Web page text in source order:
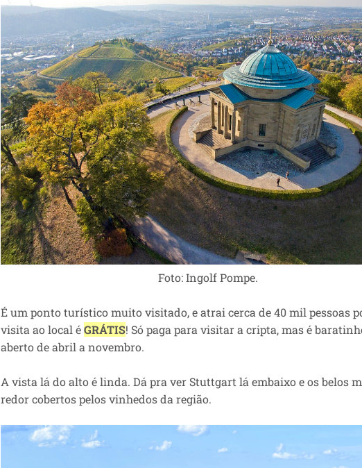
Foto: Ingolf Pompe.
É um ponto turístico muito visitado, e atrai cerca de 40 mil pessoas
visita ao local éGRÁTIS! Só paga para visitar a cripta, mas é
aberto de abril a novembro.
A vista lá do alto é linda. Dá pra ver Stuttgart lá embaixo e os belos
redor cobertos pelos vinhedos da região.